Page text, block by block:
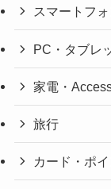
スマートフ
PC・タブレ
家電・
旅行
カード・ポイ